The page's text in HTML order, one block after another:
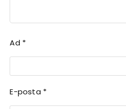
Ad *
E-posta *